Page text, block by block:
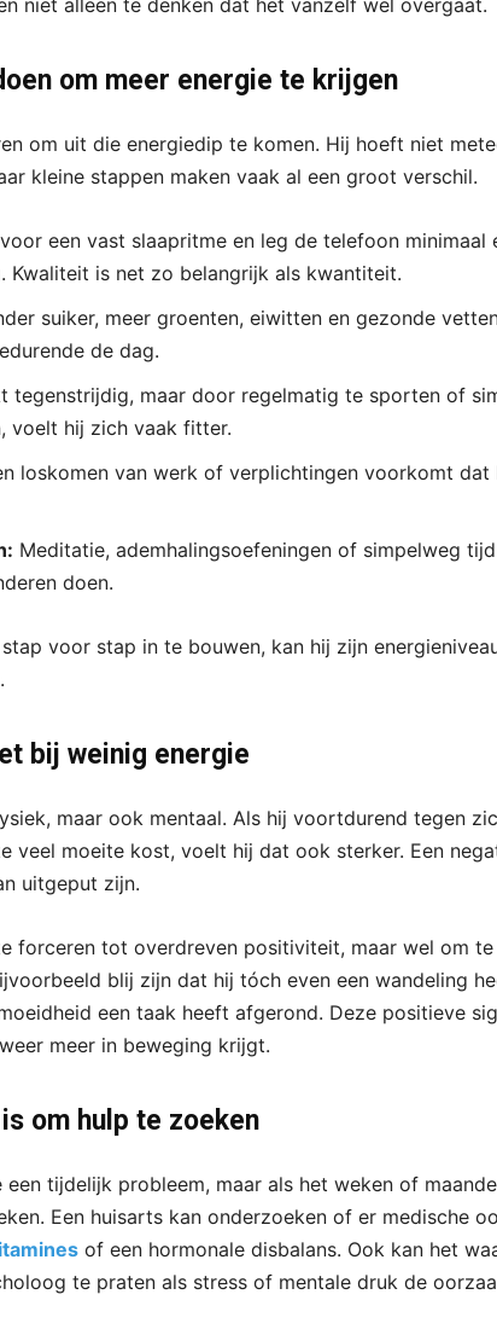
niet alleen te denken dat het vanzelf wel overgaat.
om meer energie te krijgen
om uit die energiedip te komen. Hij hoeft niet
kleine stappen maken vaak al een groot verschil.
een vast slaapritme en leg de telefoon minimaal
Kwaliteit is net zo belangrijk als kwantiteit.
suiker, meer groenten, eiwitten en gezonde
de dag.
tegenstrijdig, maar door regelmatig te sporten of
voelt hij zich vaak fitter.
loskomen van werk of verplichtingen voorkomt dat
Meditatie, ademhalingsoefeningen of simpelweg
doen.
voor stap in te bouwen, kan hij zijn
bij weinig energie
maar ook mentaal. Als hij voortdurend tegen
veel moeite kost, voelt hij dat ook sterker. Een
uitgeput zijn.
forceren tot overdreven positiviteit, maar wel om te
blij zijn dat hij tóch even een wandeling
een taak heeft afgerond. Deze positieve
meer in beweging krijgt.
om hulp te zoeken
een tijdelijk probleem, maar als het weken of
Een huisarts kan onderzoeken of er medische
of een hormonale disbalans. Ook kan het
te praten als stress of mentale druk de